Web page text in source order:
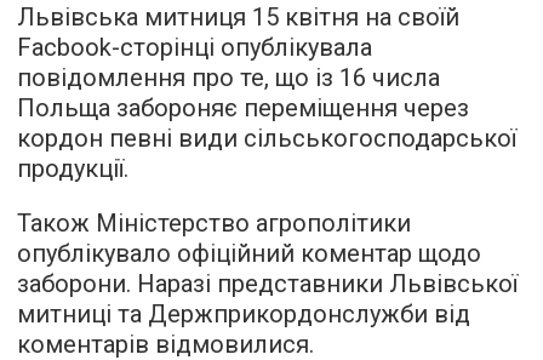
Львівська митниця 15 квітня на своїй
Facbook-сторінці опублікувала
повідомлення про те, що із 16 числа
Польща забороняє переміщення через
кордон певні види сільськогосподарської
продукції.
Також Міністерство агрополітики
опублікувало офіційний коментар щодо
заборони. Наразі представники Львівської
митниці та Держприкордонслужби від
коментарів відмовилися.